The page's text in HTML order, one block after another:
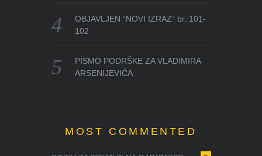
OBJAVLJEN “NOVI IZRAZ” br. 101-
102
PISMO PODRŠKE ZA VLADIMIRA
ARSENIJEVIĆA
MOST COMMENTED